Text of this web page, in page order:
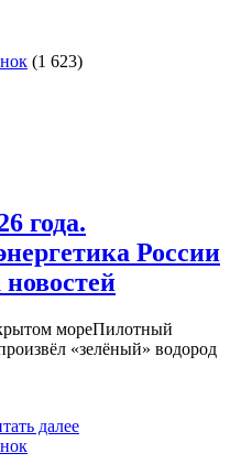
(1 623)
года.
России
мореПилотный
«зелёный» водород
далее